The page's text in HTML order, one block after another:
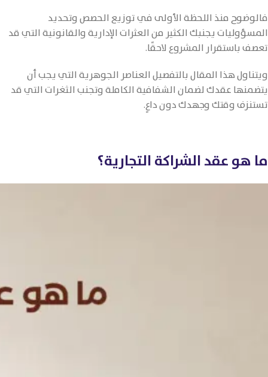
فالوضوح منذ اللحظة الأولى في توزيع الحصص وتحديد
المسؤوليات يجنبك الكثير من العثرات الإدارية والقانونية التي قد
تعصف باستقرار المشروع لاحقًا.
ويتناول هذا المقال بالتفصيل العناصر الجوهرية التي يجب أن
يتضمنها عقدك لضمان الشفافية الكاملة وتجنب الثغرات التي قد
تستنزف وقتك وجهدك دون داعٍ.
ما هو عقد الشراكة التجارية؟